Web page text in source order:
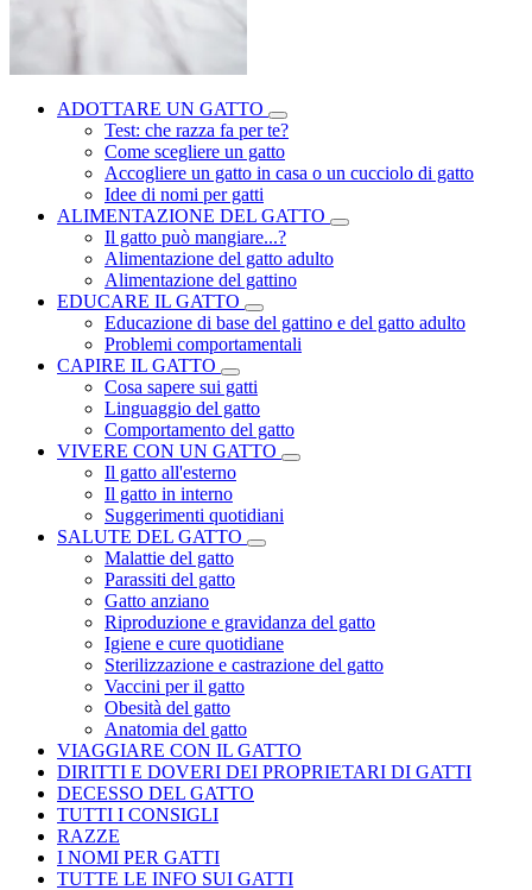
ADOTTARE UN GATTO
Test: che razza fa per te?
Come scegliere un gatto
Accogliere un gatto in casa o un cucciolo di gatto
Idee di nomi per gatti
ALIMENTAZIONE DEL GATTO
Il gatto può mangiare...?
Alimentazione del gatto adulto
Alimentazione del gattino
EDUCARE IL GATTO
Educazione di base del gattino e del gatto adulto
Problemi comportamentali
CAPIRE IL GATTO
Cosa sapere sui gatti
Linguaggio del gatto
Comportamento del gatto
VIVERE CON UN GATTO
Il gatto all'esterno
Il gatto in interno
Suggerimenti quotidiani
SALUTE DEL GATTO
Malattie del gatto
Parassiti del gatto
Gatto anziano
Riproduzione e gravidanza del gatto
Igiene e cure quotidiane
Sterilizzazione e castrazione del gatto
Vaccini per il gatto
Obesità del gatto
Anatomia del gatto
VIAGGIARE CON IL GATTO
DIRITTI E DOVERI DEI PROPRIETARI DI GATTI
DECESSO DEL GATTO
TUTTI I CONSIGLI
RAZZE
I NOMI PER GATTI
TUTTE LE INFO SUI GATTI